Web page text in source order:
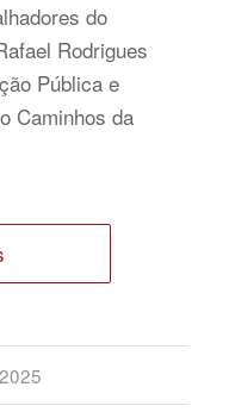
do
Rodrigues
Pública e
Caminhos da